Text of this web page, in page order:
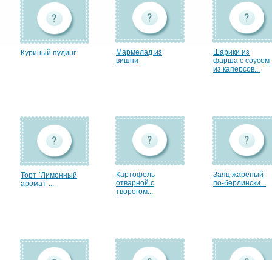
Куриный пудинг
Мармелад из
вишни
Шарики из
фарша с соусом
из каперсов...
Торт `Лимонный
аромат`...
Картофель
отварной с
творогом...
Заяц жареный
по-берлински...